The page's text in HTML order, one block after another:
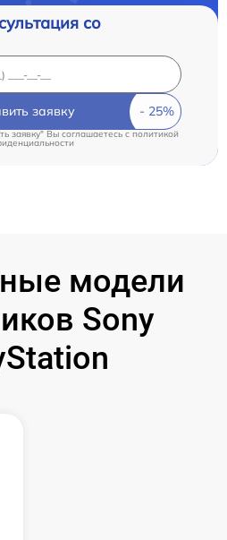
со
заявку
заявку" Вы соглашаетесь cполитикой
модели
Sony